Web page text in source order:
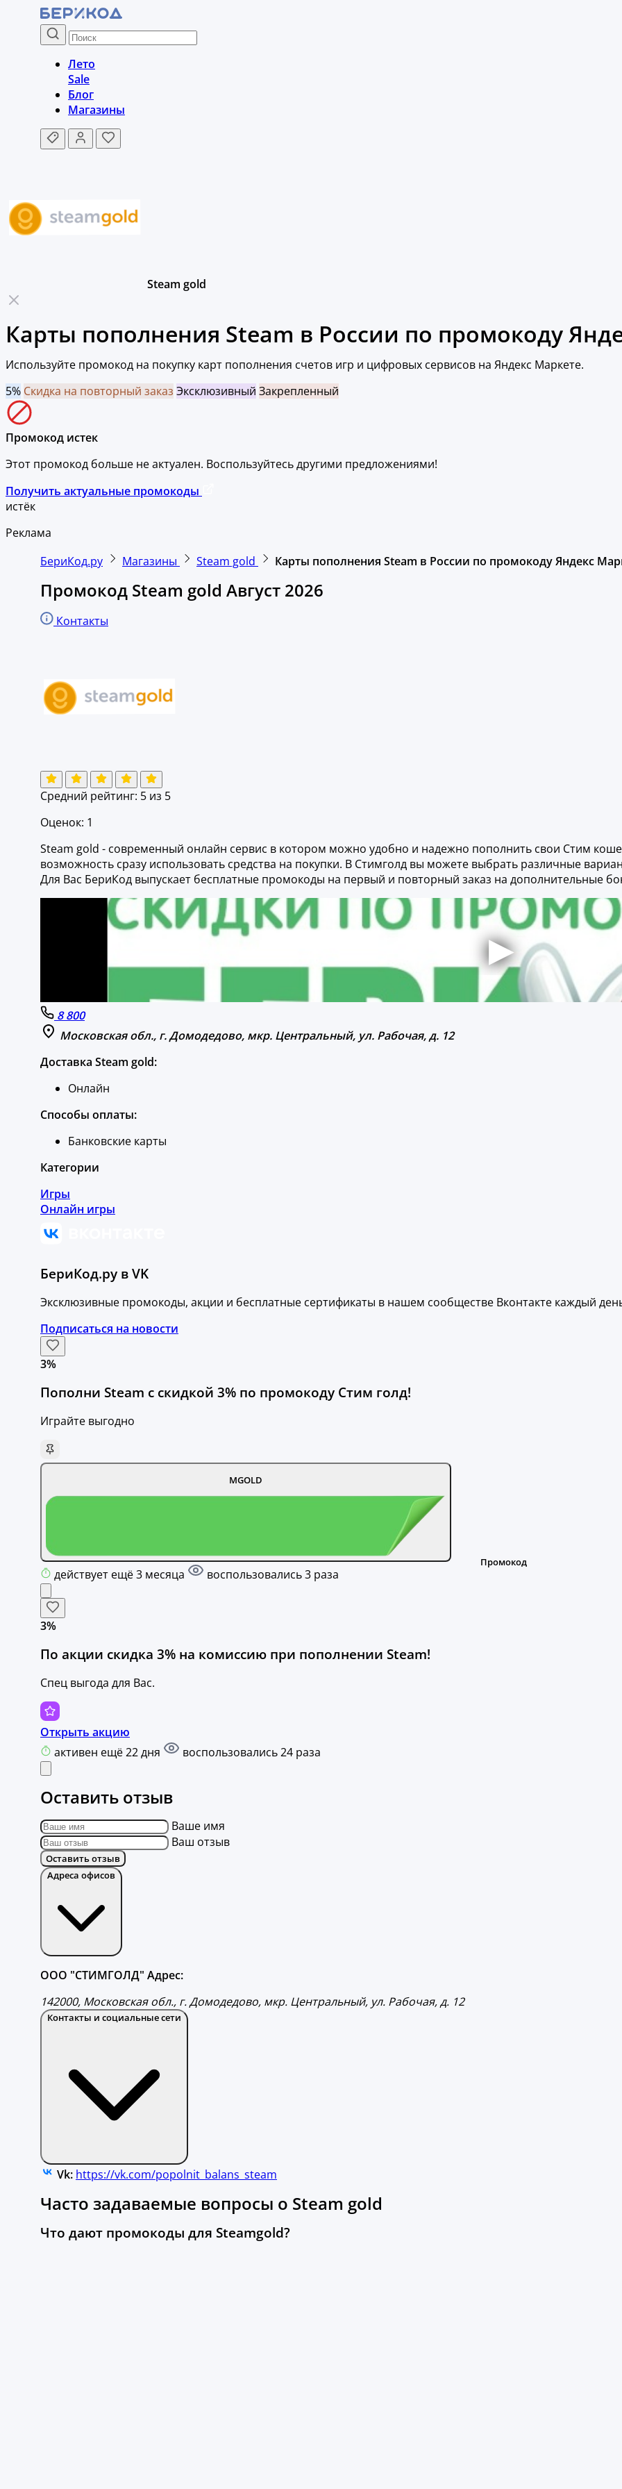
Лето
Sale
Блог
Магазины
Steam gold
Карты пополнения Steam в России по промокоду
Используйте промокод на покупку карт пополнения счетов игр и цифровых сервисов на Яндекс Маркете.
5% Скидка на повторный заказ Эксклюзивный Закрепленный
Промокод истек
Этот промокод больше не актуален. Воспользуйтесь другими предложениями!
Получить актуальные промокоды
истёк
Реклама
БериКод.ру
Магазины Steam gold Карты пополнения Steam в России по промокоду Яндекс
Промокод Steam gold Август 2026
Контакты
Средний рейтинг: 5 из 5
Оценок: 1
Steam gold - современный онлайн сервис в котором можно удобно и надежно пополнить свои Стим
возможность сразу использовать средства на покупки. В Стимголд вы можете выбрать различные
Для Вас БериКод выпускает бесплатные промокоды на первый и повторный заказ на дополнительные
8 800
Московская обл., г. Домодедово, мкр. Центральный, ул. Рабочая, д. 12
Доставка Steam gold:
Онлайн
Способы оплаты:
Банковские карты
Категории
Игры
Онлайн игры
БериКод.ру в VK
Эксклюзивные промокоды, акции и бесплатные сертификаты в нашем сообществе Вконтакте каждый
Подписаться на новости
3%
Пополни Steam с скидкой 3% по промокоду Стим голд!
Играйте выгодно
MGOLD
действует ещё 3 месяца воспользовались 3 раза
3%
По акции скидка 3% на комиссию при пополнении Steam!
Спец выгода для Вас.
Открыть акцию
активен ещё 22 дня
воспользовались 24 раза
Оставить отзыв
Ваше имя
Ваш отзыв
Оставить отзыв
Адреса офисов
ООО "СТИМГОЛД" Адрес:
142000, Московская обл., г. Домодедово, мкр. Центральный, ул. Рабочая, д. 12
Контакты и социальные сети
Vk: https://vk.com/popolnit_balans_steam
Часто задаваемые вопросы о Steam gold
Что дают промокоды для Steamgold?